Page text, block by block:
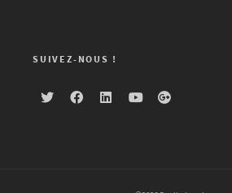
SUIVEZ-NOUS !